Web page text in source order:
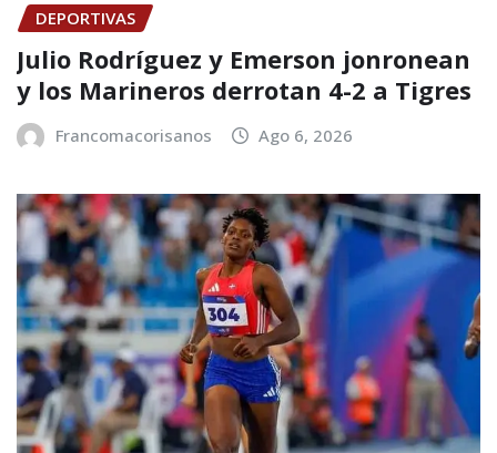
DEPORTIVAS
Julio Rodríguez y Emerson jonronean
y los Marineros derrotan 4-2 a Tigres
Francomacorisanos Ago 6, 2026